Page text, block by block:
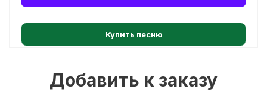
Купить песню
Добавить к заказу